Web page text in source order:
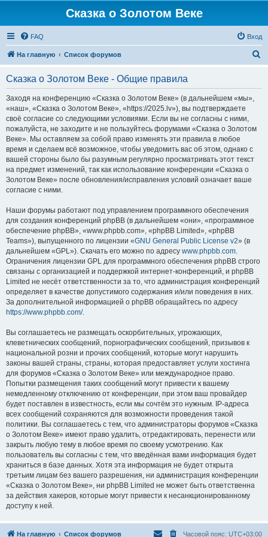
Сказка о Золотом Веке
FAQ Вход
На главную Список форумов
Сказка о Золотом Веке - Общие правила
Заходя на конференцию «Сказка о Золотом Веке» (в дальнейшем «мы»,
«наш», «Сказка о Золотом Веке», «https://2025.lv»), вы подтверждаете
своё согласие со следующими условиями. Если вы не согласны с ними,
пожалуйста, не заходите и не пользуйтесь форумами «Сказка о Золотом
Веке». Мы оставляем за собой право изменять эти правила в любое
время и сделаем всё возможное, чтобы уведомить вас об этом, однако с
вашей стороны было бы разумным регулярно просматривать этот текст
на предмет изменений, так как использование конференции «Сказка о
Золотом Веке» после обновления/исправления условий означает ваше
согласие с ними.
Наши форумы работают под управлением программного обеспечения
для создания конференций phpBB (в дальнейшем «они», «программное
обеспечение phpBB», «www.phpbb.com», «phpBB Limited», «phpBB
Teams»), выпущенного по лицензии «GNU General Public License v2» (в
дальнейшем «GPL»). Скачать его можно по адресу www.phpbb.com.
Ограничения лицензии GPL для программного обеспечения phpBB строго
связаны с организацией и поддержкой интернет-конференций, и phpBB
Limited не несёт ответственности за то, что администрация конференций
определяет в качестве допустимого содержания и/или поведения в них.
За дополнительной информацией о phpBB обращайтесь по адресу
https://www.phpbb.com/.
Вы соглашаетесь не размещать оскорбительных, угрожающих,
клеветнических сообщений, порнографических сообщений, призывов к
национальной розни и прочих сообщений, которые могут нарушить
законы вашей страны, страны, которая предоставляет услуги хостинга
для форумов «Сказка о Золотом Веке» или международное право.
Попытки размещения таких сообщений могут привести к вашему
немедленному отключению от конференции, при этом ваш провайдер
будет поставлен в известность, если мы сочтём это нужным. IP-адреса
всех сообщений сохраняются для возможности проведения такой
политики. Вы соглашаетесь с тем, что администраторы форумов «Сказка
о Золотом Веке» имеют право удалить, отредактировать, перенести или
закрыть любую тему в любое время по своему усмотрению. Как
пользователь вы согласны с тем, что введённая вами информация будет
храниться в базе данных. Хотя эта информация не будет открыта
третьим лицам без вашего разрешения, ни администрация конференции
«Сказка о Золотом Веке», ни phpBB Limited не может быть ответственна
за действия хакеров, которые могут привести к несанкционированному
доступу к ней.
На главную Список форумов Часовой пояс: UTC+03:00